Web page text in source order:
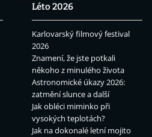
Léto 2026
Karlovarský filmový festival
2026
Znamení, že jste potkali
někoho z minulého života
Astronomické úkazy 2026:
zatmění slunce a další
Jak obléci miminko při
vysokých teplotách?
Jak na dokonalé letní mojito